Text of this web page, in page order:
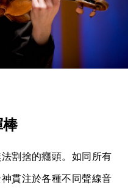
棒
割捨的癮頭。如同所有
貫注於各種不同聲線音